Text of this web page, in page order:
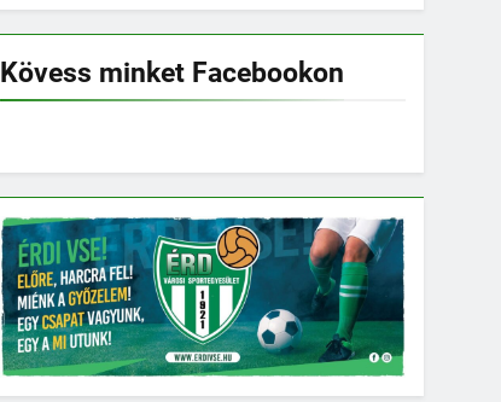
Kövess minket Facebookon